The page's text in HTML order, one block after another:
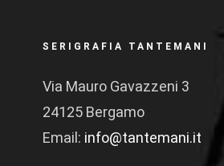
SERIGRAFIA TANTEMANI
Via Mauro Gavazzeni 3
24125 Bergamo
Email: info@tantemani.it